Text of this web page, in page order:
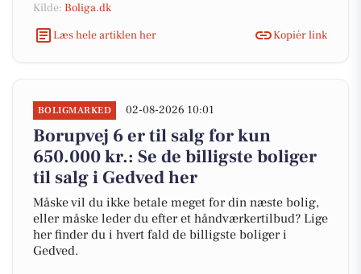
Kilde: Boliga.dk
Læs hele artiklen her
Kopiér link
BOLIGMARKED 02-08-2026 10:01
Borupvej 6 er til salg for kun
650.000 kr.: Se de billigste boliger
til salg i Gedved her
Måske vil du ikke betale meget for din næste bolig,
eller måske leder du efter et håndværkertilbud? Lige
her finder du i hvert fald de billigste boliger i
Gedved.